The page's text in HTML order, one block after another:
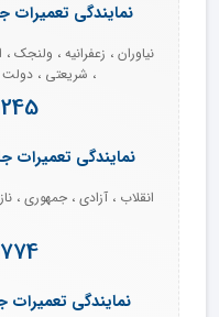
نمایندگی تعمیرات
نیاوران ، زعفرانیه ، ولنجک
، شریعتی ، دولت
نمایندگی تعمیرات
انقلاب ، آزادی ، جمهوری ،
نمایندگی تعمیرات